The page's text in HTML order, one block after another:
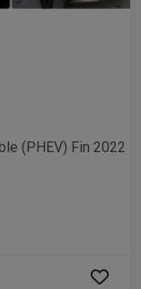
(PHEV) Fin 2022